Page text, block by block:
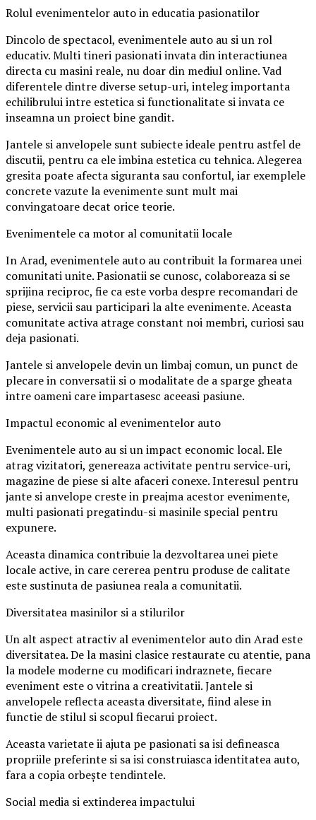
Rolul evenimentelor auto in educatia pasionatilor
Dincolo de spectacol, evenimentele auto au si un rol
educativ. Multi tineri pasionati invata din interactiunea
directa cu masini reale, nu doar din mediul online. Vad
diferentele dintre diverse setup-uri, inteleg importanta
echilibrului intre estetica si functionalitate si invata ce
inseamna un proiect bine gandit.
Jantele si anvelopele sunt subiecte ideale pentru astfel de
discutii, pentru ca ele imbina estetica cu tehnica. Alegerea
gresita poate afecta siguranta sau confortul, iar exemplele
concrete vazute la evenimente sunt mult mai
convingatoare decat orice teorie.
Evenimentele ca motor al comunitatii locale
In Arad, evenimentele auto au contribuit la formarea unei
comunitati unite. Pasionatii se cunosc, colaboreaza si se
sprijina reciproc, fie ca este vorba despre recomandari de
piese, servicii sau participari la alte evenimente. Aceasta
comunitate activa atrage constant noi membri, curiosi sau
deja pasionati.
Jantele si anvelopele devin un limbaj comun, un punct de
plecare in conversatii si o modalitate de a sparge gheata
intre oameni care impartasesc aceeasi pasiune.
Impactul economic al evenimentelor auto
Evenimentele auto au si un impact economic local. Ele
atrag vizitatori, genereaza activitate pentru service-uri,
magazine de piese si alte afaceri conexe. Interesul pentru
jante si anvelope creste in preajma acestor evenimente,
multi pasionati pregatindu-si masinile special pentru
expunere.
Aceasta dinamica contribuie la dezvoltarea unei piete
locale active, in care cererea pentru produse de calitate
este sustinuta de pasiunea reala a comunitatii.
Diversitatea masinilor si a stilurilor
Un alt aspect atractiv al evenimentelor auto din Arad este
diversitatea. De la masini clasice restaurate cu atentie, pana
la modele moderne cu modificari indraznete, fiecare
eveniment este o vitrina a creativitatii. Jantele si
anvelopele reflecta aceasta diversitate, fiind alese in
functie de stilul si scopul fiecarui proiect.
Aceasta varietate ii ajuta pe pasionati sa isi defineasca
propriile preferinte si sa isi construiasca identitatea auto,
fara a copia orbește tendintele.
Social media si extinderea impactului